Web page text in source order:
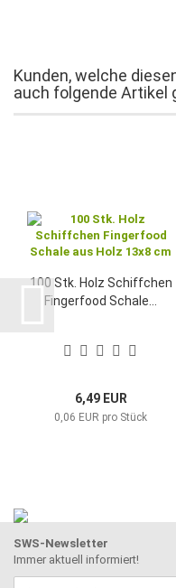
Kunden, welche
auch folgende Artikel
100 Stk. Holz Schiffchen
Fingerfood Schale...
6,49 EUR
0,06 EUR pro Stück
SWS-Newsletter
Immer aktuell informiert!